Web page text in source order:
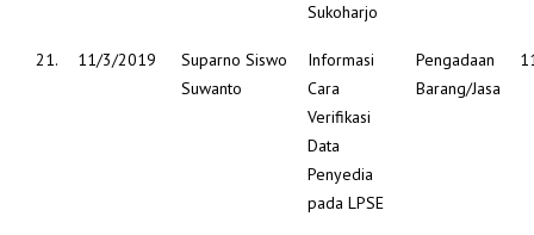
Sukoharjo
21. 11/3/2019
Suparno Siswo
Suwanto
Informasi
Cara
Verifikasi
Data
Penyedia
pada LPSE
Pengadaan
Barang/Jasa